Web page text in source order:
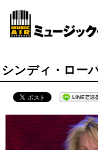
シンディ・ロー